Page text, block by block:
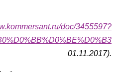
doc/3455597?
01.11.2017).